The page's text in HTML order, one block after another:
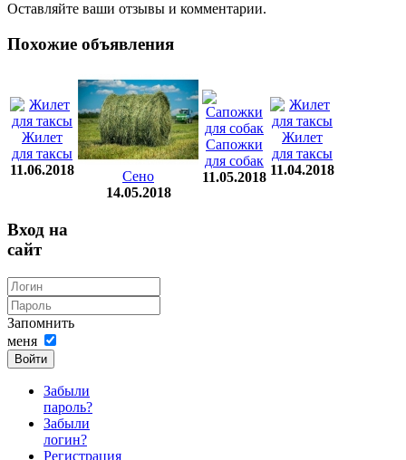
Оставляйте ваши отзывы и комментарии.
Похожие объявления
Жилет
для таксы
11.06.2018
Сено
14.05.2018
Сапожки
для собак
11.05.2018
Жилет
для таксы
11.04.2018
Вход на
сайт
Запомнить
меня
Войти
Забыли
пароль?
Забыли
логин?
Регистрация